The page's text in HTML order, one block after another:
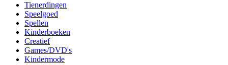
Tienerdingen
Speelgoed
Spellen
Kinderboeken
Creatief
Games/DVD's
Kindermode